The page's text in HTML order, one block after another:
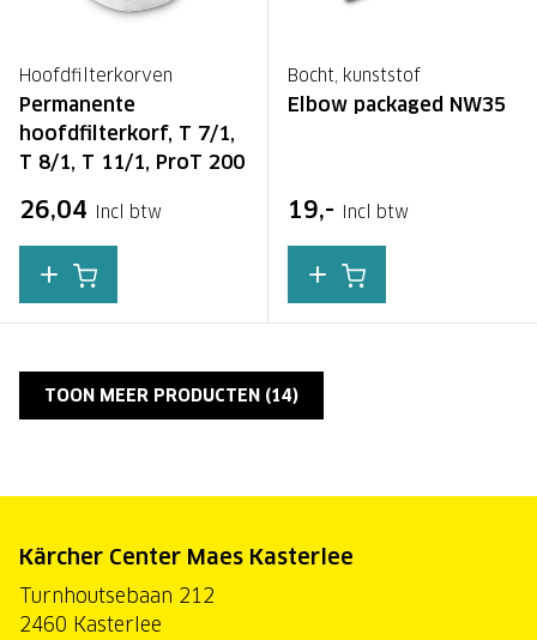
Hoofdfilterkorven
Permanente
hoofdfilterkorf, T 7/1,
T 8/1, T 11/1, ProT 200
26,04 Incl btw
Bocht, kunststof
Elbow packaged NW35
19,- Incl btw
TOON MEER PRODUCTEN (14)
Kärcher Center Maes Kasterlee
Turnhoutsebaan 212
2460 Kasterlee